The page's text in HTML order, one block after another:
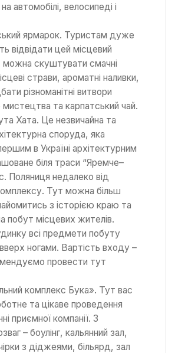
автомобілі, велосипеді і
ярмарок. Туристам дуже
відвідати цей місцевий
скуштувати смачні
страви, ароматні наливки,
різноманітні витвори
мистецтва та карпатський чай.
Хата. Це незвичайна та
споруда, яка
в Україні архітектурним
біля траси “Яремче–
Поляниця недалеко від
Тут можна більш
з історією краю та
побут місцевих жителів.
всі предмети побуту
ногами. Вартість входу –
провести тут
комплекс Бука». Тут вас
та цікаве проведення
приємної компанії. З
– боулінг, кальянний зал,
з діджеями, більярд, зал